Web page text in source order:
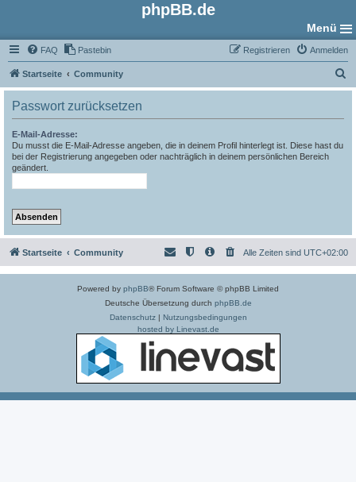
phpBB.de
Menü
FAQ Pastebin Anmelden
Registrieren
Startseite Community
u
Passwort zurücksetzen
E-Mail-Adresse:
Du musst die E-Mail-Adresse angeben, die in deinem Profil hinterlegt ist. Diese hast du
bei der Registrierung angegeben oder nachträglich in deinem persönlichen Bereich
geändert.
Startseite Community Alle Zeiten sind UTC+02:00
Powered by phpBB® Forum Software © phpBB Limited
Deutsche Übersetzung durch phpBB.de
Datenschutz| Nutzungsbedingungen
hosted by Linevast.de